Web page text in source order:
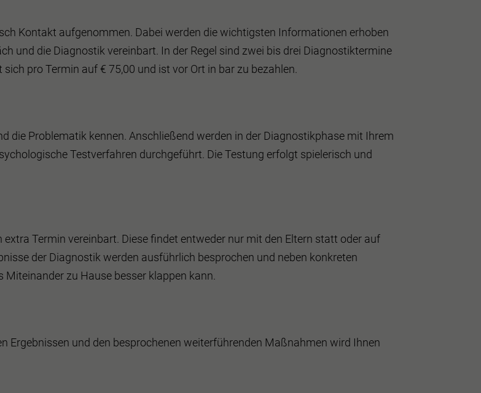
Kontakt aufgenommen. Dabei werden die wichtigsten Informationen erhoben
und die Diagnostik vereinbart. In der Regel sind zwei bis drei Diagnostiktermine
pro Termin auf € 75,00 und ist vor Ort in bar zu bezahlen.
die Problematik kennen. Anschließend werden in der Diagnostikphase mit Ihrem
Testverfahren durchgeführt. Die Testung erfolgt spielerisch und
extra Termin vereinbart. Diese findet entweder nur mit den Eltern statt oder auf
der Diagnostik werden ausführlich besprochen und neben konkreten
zu Hause besser klappen kann.
Ergebnissen und den besprochenen weiterführenden Maßnahmen wird Ihnen